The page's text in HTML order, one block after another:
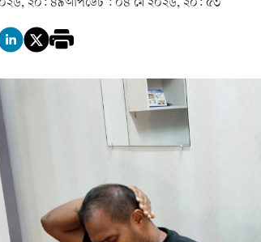
২০: ৪৯আপডেট : ০৪ মে ২০২৬, ২০: ৫৩